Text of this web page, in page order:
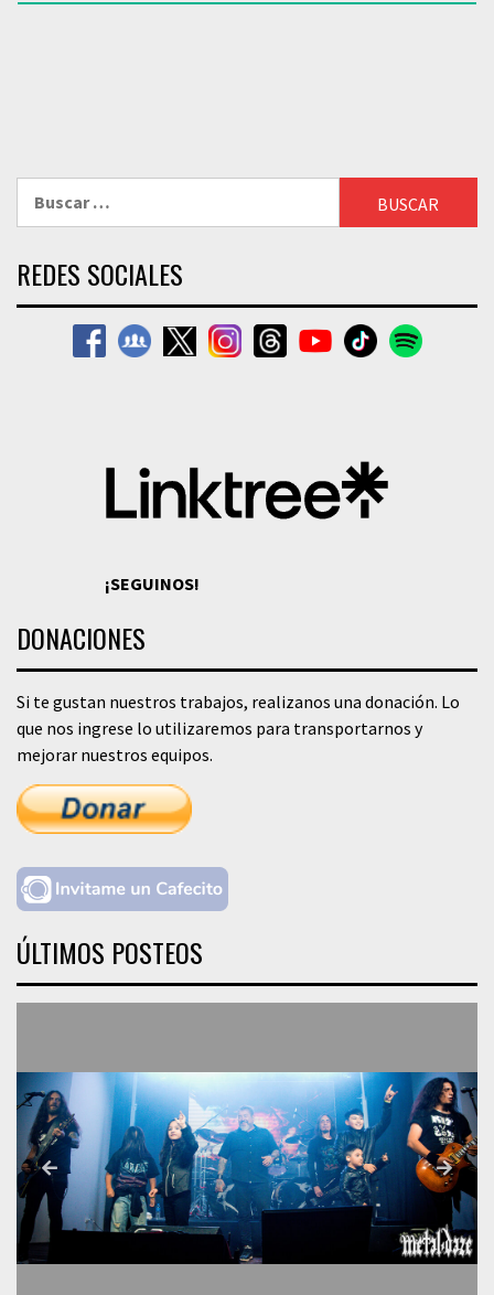
REDES SOCIALES
¡SEGUINOS!
DONACIONES
Si te gustan nuestros trabajos, realizanos una donación. Lo
que nos ingrese lo utilizaremos para transportarnos y
mejorar nuestros equipos.
ÚLTIMOS POSTEOS